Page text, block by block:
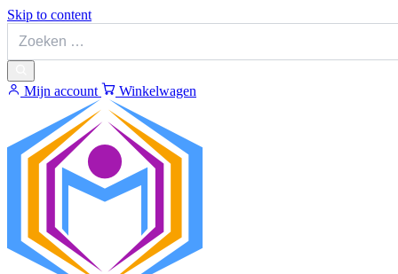
Skip to content
Mijn account Winkelwagen